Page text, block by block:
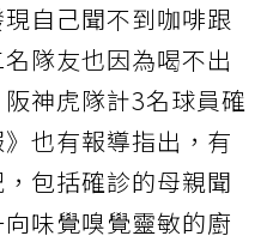
自己聞不到咖啡跟
隊友也因為喝不出
神虎隊計3名球員確
也有報導指出，有
包括確診的母親聞
味覺嗅覺靈敏的廚